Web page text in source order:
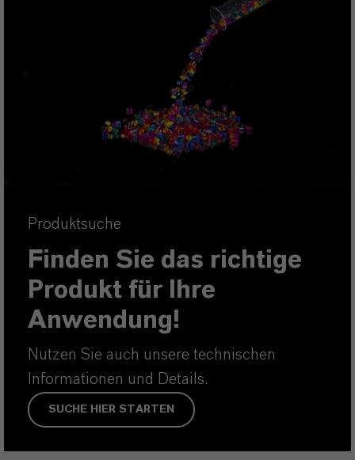
Produktsuche
Finden Sie das richtige
Produkt für Ihre
Anwendung!
Nutzen Sie auch unsere technischen
Informationen und Details.
SUCHE HIER STARTEN